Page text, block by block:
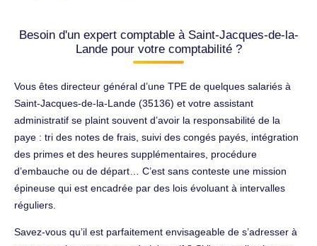
Besoin d'un expert comptable à Saint-Jacques-de-la-
Lande pour votre comptabilité ?
Vous êtes directeur général d’une TPE de quelques salariés à
Saint-Jacques-de-la-Lande (35136) et votre assistant
administratif se plaint souvent d’avoir la responsabilité de la
paye : tri des notes de frais, suivi des congés payés, intégration
des primes et des heures supplémentaires, procédure
d’embauche ou de départ… C’est sans conteste une mission
épineuse qui est encadrée par des lois évoluant à intervalles
réguliers.
Savez-vous qu’il est parfaitement envisageable de s’adresser à